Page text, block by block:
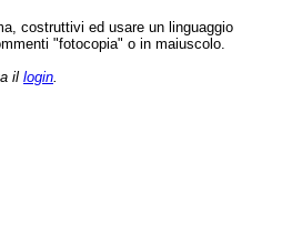
costruttivi ed usare un linguaggio
"fotocopia" o in maiuscolo.
il login